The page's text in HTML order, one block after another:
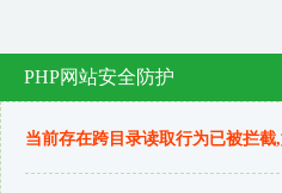
PHP网站安全防护
当前存在跨目录读取行为已被拦